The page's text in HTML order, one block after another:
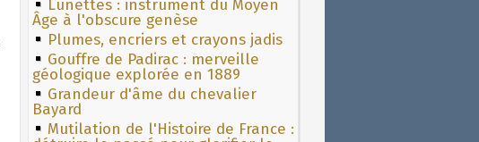
Lunettes : instrument du Moyen
Âge à l'obscure genèse
Plumes, encriers et crayons jadis
Gouffre de Padirac : merveille
géologique explorée en 1889
Grandeur d'âme du chevalier
Bayard
Mutilation de l'Histoire de France :